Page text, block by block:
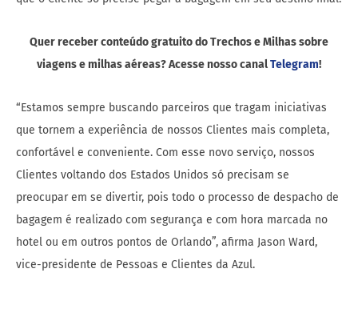
Quer receber conteúdo gratuito do Trechos e Milhas sobre
viagens e milhas aéreas? Acesse nosso canalTelegram!
“Estamos sempre buscando parceiros que tragam iniciativas
que tornem a experiência de nossos Clientes mais completa,
confortável e conveniente. Com esse novo serviço, nossos
Clientes voltando dos Estados Unidos só precisam se
preocupar em se divertir, pois todo o processo de despacho de
bagagem é realizado com segurança e com hora marcada no
hotel ou em outros pontos de Orlando”, afirma Jason Ward,
vice-presidente de Pessoas e Clientes da Azul.